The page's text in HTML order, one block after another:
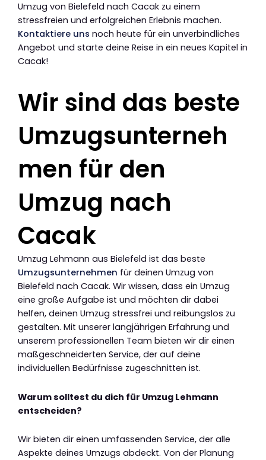
Umzug von Bielefeld nach Cacak zu einem
stressfreien und erfolgreichen Erlebnis machen.
Kontaktiere uns noch heute für ein unverbindliches
Angebot und starte deine Reise in ein neues Kapitel in
Cacak!
Wir sind das beste
Umzugsunterneh
men für den
Umzug nach
Cacak
Umzug Lehmann aus Bielefeld ist das beste
Umzugsunternehmen für deinen Umzug von
Bielefeld nach Cacak. Wir wissen, dass ein Umzug
eine große Aufgabe ist und möchten dir dabei
helfen, deinen Umzug stressfrei und reibungslos zu
gestalten. Mit unserer langjährigen Erfahrung und
unserem professionellen Team bieten wir dir einen
maßgeschneiderten Service, der auf deine
individuellen Bedürfnisse zugeschnitten ist.
Warum solltest du dich für Umzug Lehmann
entscheiden?
Wir bieten dir einen umfassenden Service, der alle
Aspekte deines Umzugs abdeckt. Von der Planung